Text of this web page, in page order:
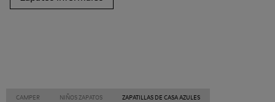
CAMPER NIÑOS ZAPATOS ZAPATILLAS DE CASA AZULES